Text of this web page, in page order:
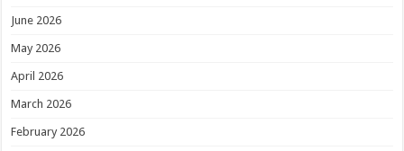
June 2026
May 2026
April 2026
March 2026
February 2026